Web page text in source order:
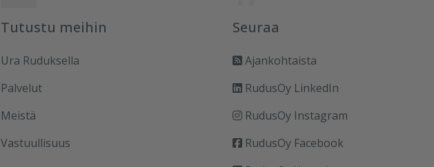
Tutustu meihin
Ura Ruduksella
Palvelut
Meistä
Vastuullisuus
Seuraa
Ajankohtaista
RudusOy LinkedIn
RudusOy Instagram
RudusOy Facebook